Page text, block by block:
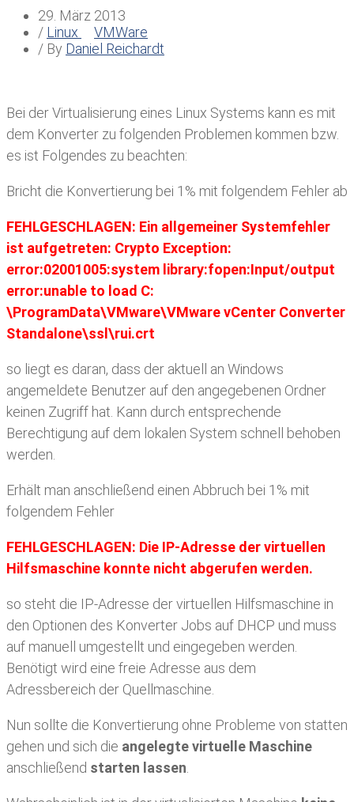
29. März 2013
/ Linux
VMWare
/ By Daniel Reichardt
Bei der Virtualisierung eines Linux Systems kann es mit
dem Konverter zu folgenden Problemen kommen bzw.
es ist Folgendes zu beachten:
Bricht die Konvertierung bei 1% mit folgendem Fehler ab
FEHLGESCHLAGEN: Ein allgemeiner Systemfehler
ist aufgetreten: Crypto Exception:
error:02001005:system library:fopen:Input/output
error:unable to load C:
\ProgramData\VMware\VMware vCenter Converter
Standalone\ssl\rui.crt
so liegt es daran, dass der aktuell an Windows
angemeldete Benutzer auf den angegebenen Ordner
keinen Zugriff hat. Kann durch entsprechende
Berechtigung auf dem lokalen System schnell behoben
werden.
Erhält man anschließend einen Abbruch bei 1% mit
folgendem Fehler
FEHLGESCHLAGEN: Die IP-Adresse der virtuellen
Hilfsmaschine konnte nicht abgerufen werden.
so steht die IP-Adresse der virtuellen Hilfsmaschine in
den Optionen des Konverter Jobs auf DHCP und muss
auf manuell umgestellt und eingegeben werden.
Benötigt wird eine freie Adresse aus dem
Adressbereich der Quellmaschine.
Nun sollte die Konvertierung ohne Probleme von statten
gehen und sich die angelegte virtuelle Maschine
anschließend starten lassen.